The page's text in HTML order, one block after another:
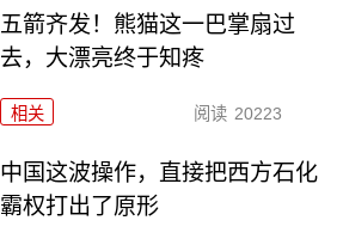
五箭齐发！熊猫这一巴掌扇过
去，大漂亮终于知疼
相关 阅读 20223
中国这波操作，直接把西方石化
霸权打出了原形